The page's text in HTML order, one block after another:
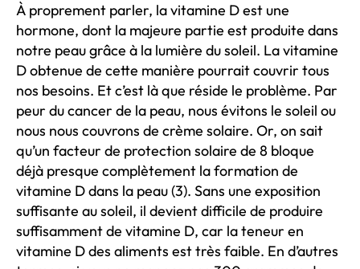
À proprement parler, la vitamine D est une
hormone, dont la majeure partie est produite dans
notre peau grâce à la lumière du soleil. La vitamine
D obtenue de cette manière pourrait couvrir tous
nos besoins. Et c’est là que réside le problème. Par
peur du cancer de la peau, nous évitons le soleil ou
nous nous couvrons de crème solaire. Or, on sait
qu’un facteur de protection solaire de 8 bloque
déjà presque complètement la formation de
vitamine D dans la peau (3). Sans une exposition
suffisante au soleil, il devient difficile de produire
suffisamment de vitamine D, car la teneur en
vitamine D des aliments est très faible. En d’autres